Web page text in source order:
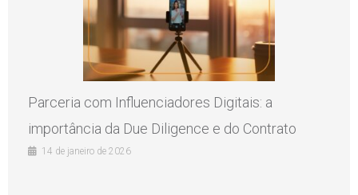
Parceria com Influenciadores Digitais: a
importância da Due Diligence e do Contrato
14 de janeiro de 2026